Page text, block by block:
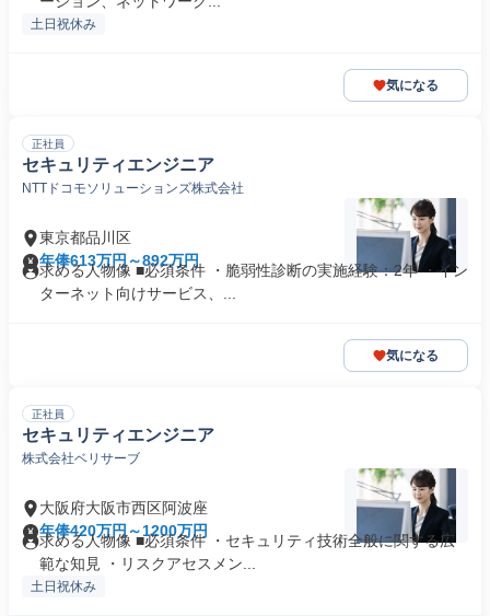
土日祝休み
気になる
正社員
セキュリティエンジニア
NTTドコモソリューションズ株式会社
東京都品川区
年俸613万円～892万円
求める人物像 ■必須条件 ・脆弱性診断の実施経験：2年 ・イン
ターネット向けサービス、...
気になる
正社員
セキュリティエンジニア
株式会社ベリサーブ
大阪府大阪市西区阿波座
年俸420万円～1200万円
求める人物像 ■必須条件 ・セキュリティ技術全般に関する広
範な知見 ・リスクアセスメン...
土日祝休み